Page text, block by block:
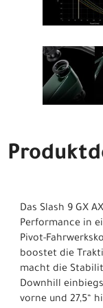
Das Slash 9 GX
Performance in
Pivot-
boostet die
macht die
Downhill
vorne und 27,5“